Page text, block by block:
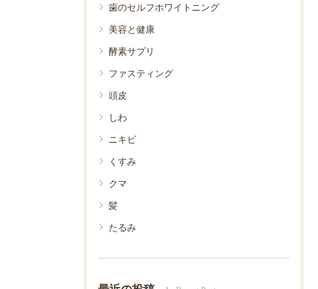
歯のセルフホワイトニング
美容と健康
酵素サプリ
ファスティング
頭皮
しわ
ニキビ
くすみ
クマ
髪
たるみ